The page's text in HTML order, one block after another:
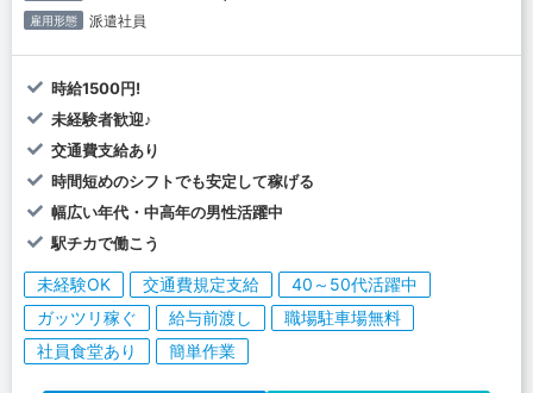
雇用形態 派遣社員
時給1500円!
未経験者歓迎♪
交通費支給あり
時間短めのシフトでも安定して稼げる
幅広い年代・中高年の男性活躍中
駅チカで働こう
未経験OK 交通費規定支給
40～50代活躍中
ガッツリ稼ぐ
給与前渡し
職場駐車場無料
社員食堂あり
簡単作業